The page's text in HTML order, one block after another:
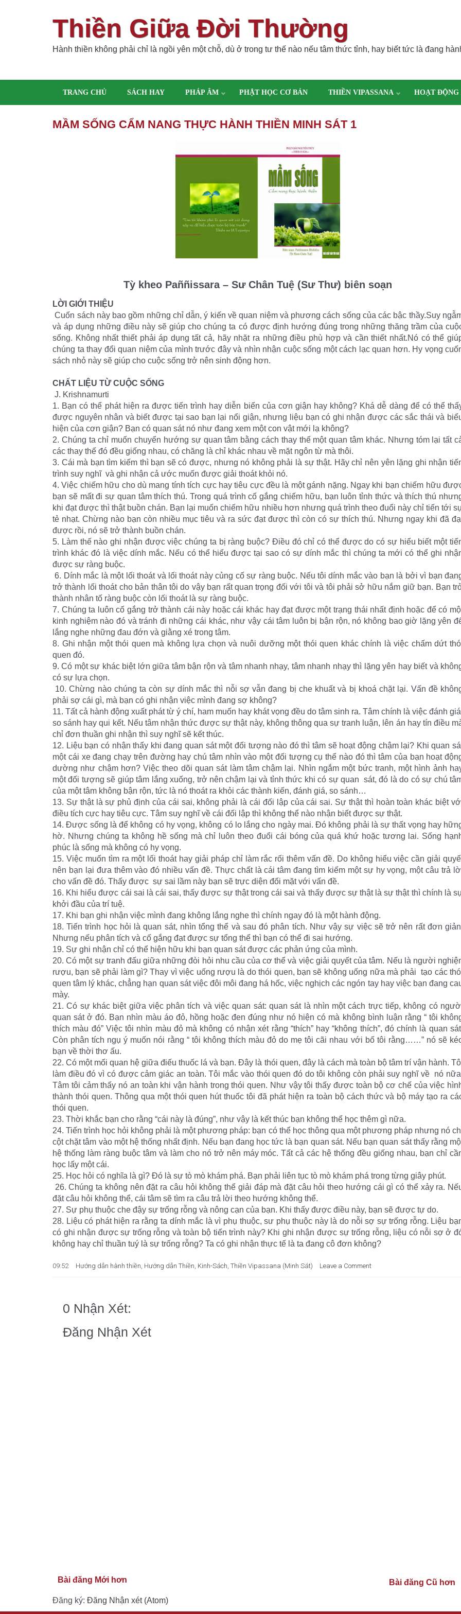
Thiền Giữa Đời Thường
Hành thiền không phải chỉ là ngồi yên một chỗ, dù ở trong tư thế nào nếu tâm thức tỉnh, hay biết tức là đang
TRANG CHỦ SÁCH HAY PHÁP ÂM PHẬT HỌC CƠ BẢN THIỀN VIPASSANA HOẠT ĐỘNG
MẦM SỐNG CẨM NANG THỰC HÀNH THIỀN MINH SÁT 1
Tỳ kheo Paññissara – Sư Chân Tuệ (Sư Thư) biên soạn
LỜI GIỚI THIỆU
Cuốn sách này bao gồm những chỉ dẫn, ý kiến về quan niệm và phương cách sống của các bậc thầy.Suy
và áp dụng những điều này sẽ giúp cho chúng ta có được định hướng đúng trong những thăng trầm của
sống. Không nhất thiết phải áp dụng tất cả, hãy nhặt ra những điều phù hợp và cần thiết nhất.Nó có thể
chúng ta thay đổi quan niệm của mình trước đây và nhìn nhận cuộc sống một cách lạc quan hơn. Hy vọng
sách nhỏ này sẽ giúp cho cuộc sống trở nên sinh động hơn.
CHẤT LIỆU TỪ CUỘC SỐNG
J. Krishnamurti
1. Bạn có thể phát hiện ra được tiến trình hay diễn biến của cơn giận hay không? Khá dễ dàng để có thể
được nguyên nhân và biết được tại sao bạn lại nổi giận, nhưng liệu bạn có ghi nhận được các sắc thái và
hiện của cơn giận? Bạn có quan sát nó như đang xem một con vật mới lạ không?
2. Chúng ta chỉ muốn chuyển hướng sự quan tâm bằng cách thay thế một quan tâm khác. Nhưng tóm lại tất
các thay thế đó đều giống nhau, có chăng là chỉ khác nhau về mặt ngôn từ mà thôi.
3. Cái mà bạn tìm kiếm thì bạn sẽ có được, nhưng nó không phải là sự thật. Hãy chỉ nên yên lặng ghi nhận
trình suy nghĩ và ghi nhận cả ước muốn được giải thoát khỏi nó.
4. Việc chiếm hữu cho dù mang tính tích cực hay tiêu cực đều là một gánh nặng. Ngay khi bạn chiếm hữu
bạn sẽ mất đi sự quan tâm thích thú. Trong quá trình cố gắng chiếm hữu, bạn luôn tỉnh thức và thích thú
khi đạt được thì thật buồn chán. Bạn lại muốn chiếm hữu nhiều hơn nhưng quá trình theo đuổi này chỉ tiến tới
tẻ nhạt. Chừng nào bạn còn nhiều mục tiêu và ra sức đạt được thì còn có sự thích thú. Nhưng ngay khi đã
được rồi, nó sẽ trở thành buồn chán.
5. Làm thế nào ghi nhận được việc chúng ta bị ràng buộc? Điều đó chỉ có thể được do có sự hiểu biết một
trình khác đó là việc dính mắc. Nếu có thể hiểu được tại sao có sự dính mắc thì chúng ta mới có thể ghi
được sự ràng buộc.
6. Dính mắc là một lối thoát và lối thoát này củng cố sự ràng buộc. Nếu tôi dính mắc vào bạn là bởi vì bạn
trở thành lối thoát cho bản thân tôi do vậy bạn rất quan trọng đối với tôi và tôi phải sở hữu nắm giữ bạn. Bạn
thành nhân tố ràng buộc còn lối thoát là sự ràng buộc.
7. Chúng ta luôn cố gắng trở thành cái này hoặc cái khác hay đạt được một trạng thái nhất định hoặc để có
kinh nghiệm nào đó và tránh đi những cái khác, như vậy cái tâm luôn bị bận rộn, nó không bao giờ lặng yên
lắng nghe những đau đớn và giằng xé trong tâm.
8. Ghi nhận một thói quen mà không lựa chọn và nuôi dưỡng một thói quen khác chính là việc chấm dứt
quen đó.
9. Có một sự khác biệt lớn giữa tâm bận rộn và tâm nhanh nhạy, tâm nhanh nhạy thì lặng yên hay biết và
có sự lựa chọn.
10. Chừng nào chúng ta còn sự dính mắc thì nỗi sợ vẫn đang bị che khuất và bị khoá chặt lại. Vấn đề
phải sợ cái gì, mà bạn có ghi nhận việc mình đang sợ không?
11. Tất cả hành động xuất phát từ ý chí, ham muốn hay khát vọng đều do tâm sinh ra. Tâm chính là việc đánh
so sánh hay qui kết. Nếu tâm nhận thức được sự thật này, không thông qua sự tranh luận, lên án hay tín điều
chỉ đơn thuần ghi nhận thì suy nghĩ sẽ kết thúc.
12. Liệu bạn có nhận thấy khi đang quan sát một đối tượng nào đó thì tâm sẽ hoạt động chậm lại? Khi quan
một cái xe đang chạy trên đường hay chú tâm nhìn vào một đối tượng cụ thể nào đó thì tâm của bạn hoạt
dường như chậm hơn? Việc theo dõi quan sát làm tâm chậm lại. Nhìn ngắm một bức tranh, một hình ảnh
một đối tượng sẽ giúp tâm lắng xuống, trở nên chậm lại và tỉnh thức khi có sự quan sát, đó là do có sự chú
của một tâm không bận rộn, tức là nó thoát ra khỏi các thành kiến, đánh giá, so sánh…
13. Sự thật là sự phủ định của cái sai, không phải là cái đối lập của cái sai. Sự thật thì hoàn toàn khác biệt
điều tích cực hay tiêu cực. Tâm suy nghĩ về cái đối lập thì không thể nào nhận biết được sự thật.
14. Được sống là để không có hy vọng, không có lo lắng cho ngày mai. Đó không phải là sự thất vọng hay
hờ. Nhưng chúng ta không hề sống mà chỉ luôn theo đuổi cái bóng của quá khứ hoặc tương lai. Sống
phúc là sống mà không có hy vọng.
15. Việc muốn tìm ra một lối thoát hay giải pháp chỉ làm rắc rối thêm vấn đề. Do không hiểu việc cần giải
nên bạn lại đưa thêm vào đó nhiều vấn đề. Thực chất là cái tâm đang tìm kiếm một sự hy vọng, một câu trả
cho vấn đề đó. Thấy được sự sai lầm này bạn sẽ trực diện đối mặt với vấn đề.
16. Khi hiểu được cái sai là cái sai, thấy được sự thật trong cái sai và thấy được sự thật là sự thật thì chính là
khởi đầu của trí tuệ.
17. Khi bạn ghi nhận việc mình đang không lắng nghe thì chính ngay đó là một hành động.
18. Tiến trình học hỏi là quan sát, nhìn tổng thể và sau đó phân tích. Như vậy sự việc sẽ trở nên rất đơn
Nhưng nếu phân tích và cố gắng đạt được sự tổng thể thì bạn có thể đi sai hướng.
19. Sự ghi nhận chỉ có thể hiện hữu khi bạn quan sát được các phản ứng của mình.
20. Có một sự tranh đấu giữa những đòi hỏi nhu cầu của cơ thể và việc giải quyết của tâm. Nếu là người
rượu, bạn sẽ phải làm gì? Thay vì việc uống rượu là do thói quen, bạn sẽ không uống nữa mà phải tạo các
quen tâm lý khác, chẳng hạn quan sát việc đôi môi đang há hốc, việc nghịch các ngón tay hay việc bạn đang
mày.
21. Có sự khác biệt giữa việc phân tích và việc quan sát: quan sát là nhìn một cách trực tiếp, không có
quan sát ở đó. Bạn nhìn màu áo đỏ, hồng hoặc đen đúng như nó hiện có mà không bình luận rằng “ tôi
thích màu đó” Việc tôi nhìn màu đỏ mà không có nhận xét rằng “thích” hay “không thích”, đó chính là quan
Còn phân tích ngụ ý muốn nói rằng “ tôi không thích màu đỏ do mẹ tôi cãi nhau với bố tôi rằng……” nó sẽ
bạn về thời thơ ấu.
22. Có một mối quan hệ giữa điếu thuốc lá và bạn. Đây là thói quen, đây là cách mà toàn bộ tâm trí vận hành.
làm điều đó vì có được cảm giác an toàn. Tôi mắc vào thói quen đó do tôi không còn phải suy nghĩ về nó
Tâm tôi cảm thấy nó an toàn khi vận hành trong thói quen. Như vậy tôi thấy được toàn bộ cơ chế của việc
thành thói quen. Thông qua một thói quen hút thuốc tôi đã phát hiện ra toàn bộ cách thức và bộ máy tạo ra
thói quen.
23. Thời khắc bạn cho rằng “cái này là đúng”, như vậy là kết thúc bạn không thể học thêm gì nữa.
24. Tiến trình học hỏi không phải là một phương pháp: bạn có thể học thông qua một phương pháp nhưng nó
cột chặt tâm vào một hệ thống nhất định. Nếu bạn đang học tức là bạn quan sát. Nếu bạn quan sát thấy rằng
hệ thống làm ràng buộc tâm và làm cho nó trở nên máy móc. Tất cả các hệ thống đều giống nhau, bạn chỉ
học lấy một cái.
25. Học hỏi có nghĩa là gì? Đó là sự tò mò khám phá. Bạn phải liên tục tò mò khám phá trong từng giây phút.
26. Chúng ta không nên đặt ra câu hỏi không thể giải đáp mà đặt câu hỏi theo hướng cái gì có thể xảy ra.
đặt câu hỏi không thể, cái tâm sẽ tìm ra câu trả lời theo hướng không thể.
27. Sự phụ thuộc che đậy sự trống rỗng và nông cạn của bạn. Khi thấy được điều này, bạn sẽ được tự do.
28. Liệu có phát hiện ra rằng ta dính mắc là vì phụ thuộc, sư phụ thuộc này là do nỗi sợ sự trống rỗng. Liệu
có ghi nhận được sự trống rỗng và toàn bộ tiến trình này? Khi ghi nhận được sự trống rỗng, liệu có nỗi sợ ở
không hay chỉ thuần tuý là sự trống rỗng? Ta có ghi nhận thực tế là ta đang cô đơn không?
09:52 Hướng dẫn hành thiền, Hướng dẫn Thiền, Kinh-Sách, Thiền Vipassana (Minh Sát) Leave a Comment
0 Nhận Xét:
Đăng Nhận Xét
Bài đăng Mới hơn Bài đăng Cũ hơn
Đăng ký: Đăng Nhận xét (Atom)